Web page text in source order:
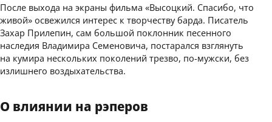
После выхода на экраны фильма «Высоцкий. Спасибо, что
живой» освежился интерес к творчеству барда. Писатель
Захар Прилепин, сам большой поклонник песенного
наследия Владимира Семеновича, постарался взглянуть
на кумира нескольких поколений трезво, по-мужски, без
излишнего воздыхательства.
О влиянии на рэперов